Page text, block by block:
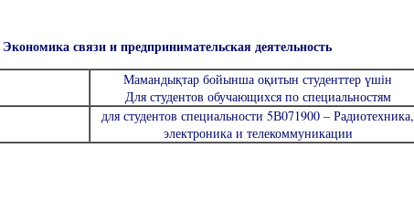
связи и предпринимательская деятельность
Мамандықтар бойынша оқитын студенттер үшін
Для студентов обучающихся по специальностям
для студентов специальности 5В071900 – Радиотехника,
электроника и телекоммуникации